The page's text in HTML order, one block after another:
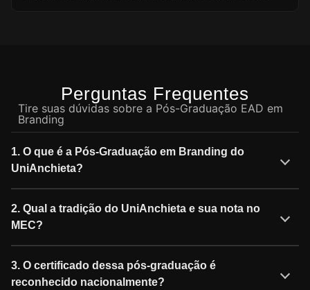
Perguntas Frequentes
Tire suas dúvidas sobre a Pós-Graduação EAD em
Branding
1. O que é a Pós-Graduação em Branding do
UniAnchieta?
2. Qual a tradição do UniAnchieta e sua nota no
MEC?
3. O certificado dessa pós-graduação é
reconhecido nacionalmente?